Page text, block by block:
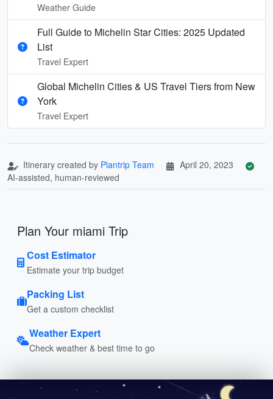
Weather Guide
Full Guide to Michelin Star Cities: 2025 Updated
List
Travel Expert
Global Michelin Cities & US Travel Tiers from New
York
Travel Expert
Itinerary created by Plantrip Team
April 20, 2023
AI-assisted, human-reviewed
Plan Your miami Trip
Cost Estimator
Estimate your trip budget
Packing List
Get a custom checklist
Weather Expert
Check weather & best time to go